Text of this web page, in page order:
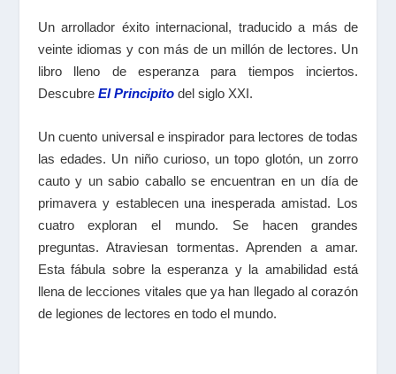
Un arrollador éxito internacional, traducido a más de
veinte idiomas y con más de un millón de lectores. Un
libro lleno de esperanza para tiempos inciertos.
Descubre El Principito del siglo XXI.
Un cuento universal e inspirador para lectores de todas
las edades. Un niño curioso, un topo glotón, un zorro
cauto y un sabio caballo se encuentran en un día de
primavera y establecen una inesperada amistad. Los
cuatro exploran el mundo. Se hacen grandes
preguntas. Atraviesan tormentas. Aprenden a amar.
Esta fábula sobre la esperanza y la amabilidad está
llena de lecciones vitales que ya han llegado al corazón
de legiones de lectores en todo el mundo.